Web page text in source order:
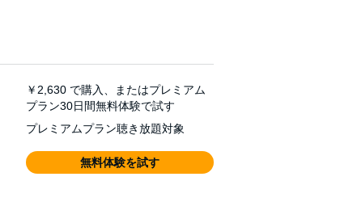
￥2,630 で購入、またはプレミアム
プラン30日間無料体験で試す
プレミアムプラン聴き放題対象
無料体験を試す